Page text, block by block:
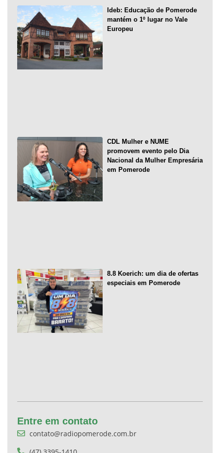
Ideb: Educação de Pomerode
mantém o 1º lugar no Vale
Europeu
CDL Mulher e NUME
promovem evento pelo Dia
Nacional da Mulher Empresária
em Pomerode
8.8 Koerich: um dia de ofertas
especiais em Pomerode
Entre em contato
contato@radiopomerode.com.br